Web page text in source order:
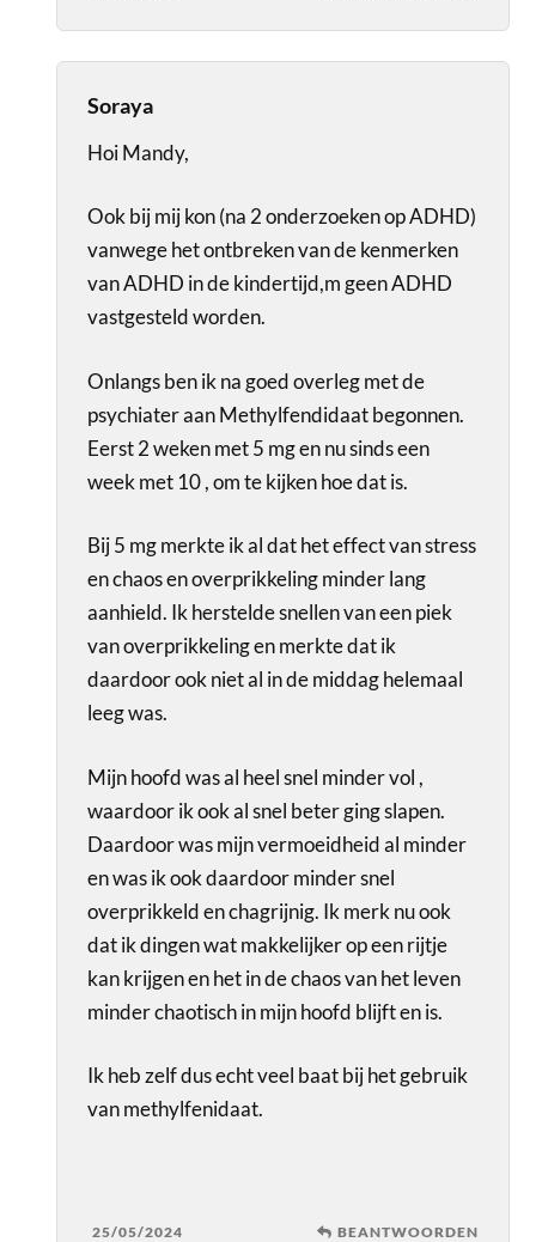
Soraya
Hoi Mandy,
Ook bij mij kon (na 2 onderzoeken op ADHD)
vanwege het ontbreken van de kenmerken
van ADHD in de kindertijd,m geen ADHD
vastgesteld worden.
Onlangs ben ik na goed overleg met de
psychiater aan Methylfendidaat begonnen.
Eerst 2 weken met 5 mg en nu sinds een
week met 10 , om te kijken hoe dat is.
Bij 5 mg merkte ik al dat het effect van stress
en chaos en overprikkeling minder lang
aanhield. Ik herstelde snellen van een piek
van overprikkeling en merkte dat ik
daardoor ook niet al in de middag helemaal
leeg was.
Mijn hoofd was al heel snel minder vol ,
waardoor ik ook al snel beter ging slapen.
Daardoor was mijn vermoeidheid al minder
en was ik ook daardoor minder snel
overprikkeld en chagrijnig. Ik merk nu ook
dat ik dingen wat makkelijker op een rijtje
kan krijgen en het in de chaos van het leven
minder chaotisch in mijn hoofd blijft en is.
Ik heb zelf dus echt veel baat bij het gebruik
van methylfenidaat.
25/05/2024 BEANTWOORDEN